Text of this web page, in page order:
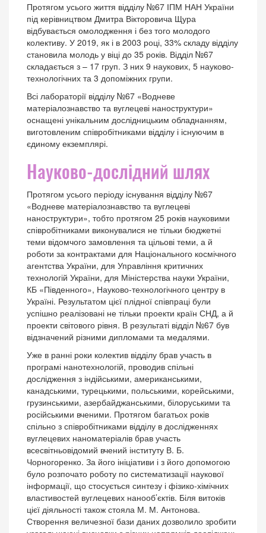
Протягом усього життя відділу №67 ІПМ НАН України
під керівництвом Дмитра Вікторовича Щура
відбувається омолодження і без того молодого
колективу. У 2019, як і в 2003 році, 33% складу відділу
становила молодь у віці до 35 років. Відділ №67
складається з – 17 груп. З них 9 наукових, 5 науково-
технологічних та 3 допоміжних групи.
Всі лабораторії відділу №67 «Водневе
матеріалознавство та вуглецеві наноструктури»
оснащені унікальним дослідницьким обладнанням,
виготовленим співробітниками відділу і існуючим в
єдиному екземплярі.
Науково-дослідний шлях
Протягом усього періоду існування відділу №67
«Водневе матеріалознавство та вуглецеві
наноструктури», тобто протягом 25 років науковими
співробітниками виконувалися не тільки бюджетні
теми відомчого замовлення та цільові теми, а й
роботи за контрактами для Національного космічного
агентства України, для Управління критичних
технологій України, для Міністерства науки України,
КБ «Південного», Науково-технологічного центру в
Україні. Результатом цієї плідної співпраці були
успішно реалізовані не тільки проекти країн СНД, а й
проекти світового рівня. В результаті відділ №67 був
відзначений різними дипломами та медалями.
Уже в ранні роки колектив відділу брав участь в
програмі нанотехнологій, проводив спільні
дослідження з індійськими, американськими,
канадськими, турецькими, польськими, корейськими,
грузинськими, азербайджанськими, білоруськими та
російськими вченими. Протягом багатьох років
спільно з співробітниками відділу в дослідженнях
вуглецевих наноматеріалів брав участь
всесвітньовідомий вчений інституту В. Б.
Чорногоренко. За його ініціативи і з його допомогою
було розпочато роботу по систематизації наукової
інформації, що стосується синтезу і фізико-хімічних
властивостей вуглецевих нанооб’єктів. Біля витоків
цієї діяльності також стояла М. М. Антонова.
Створення величезної бази даних дозволило зробити